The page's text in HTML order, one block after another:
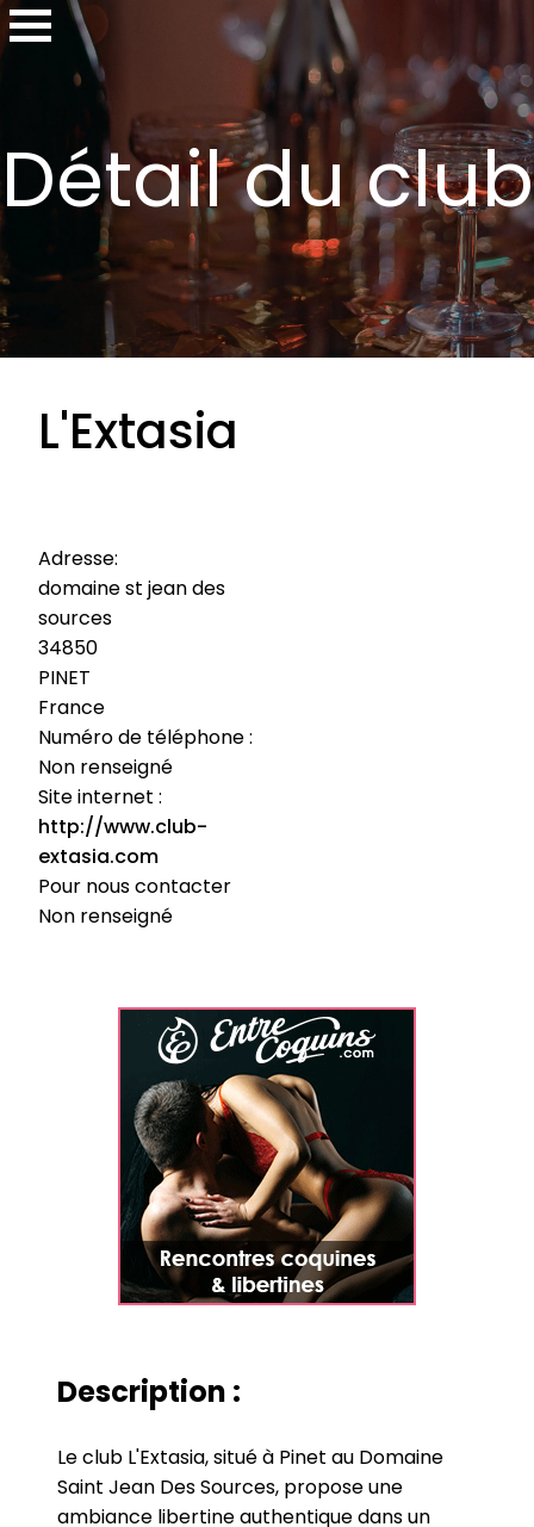
Détail du club
L'Extasia
Adresse:
domaine st jean des
sources
34850
PINET
France
Numéro de téléphone :
Non renseigné
Site internet :
http://www.club-
extasia.com
Pour nous contacter
Non renseigné
Description :
Le club L'Extasia, situé à Pinet au Domaine
Saint Jean Des Sources, propose une
ambiance libertine authentique dans un